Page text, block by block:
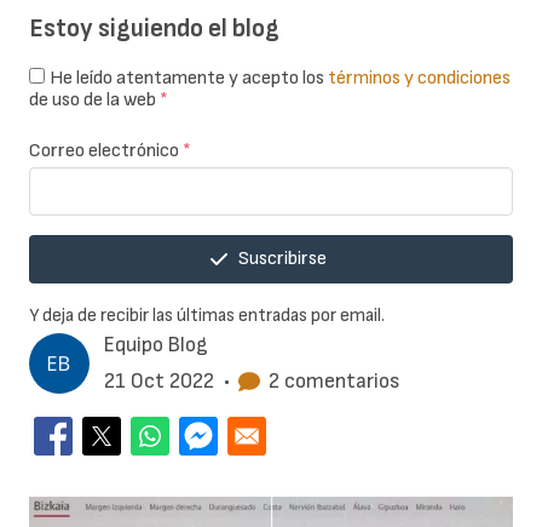
Equipo Blog
21 Oct 2022 • 2 comentarios
Estoy siguiendo el blog
He leído atentamente y acepto los términos y condiciones
de uso de la web *
Correo electrónico *
Suscribirse
Y deja de recibir las últimas entradas por email.